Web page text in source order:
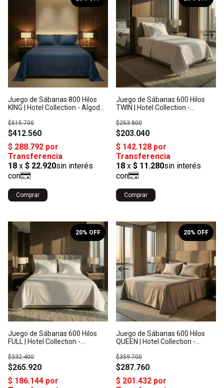
Juego de Sábanas 800 Hilos
KING | Hotel Collection - Algodón
$412.560
$515.700
Comprar
Juego de Sábanas 600 Hilos
TWIN | Hotel Collection -
$203.040
$253.800
Comprar
/10
Juego de Sábanas 600 Hilos
FULL | Hotel Collection -
$265.920
$332.400
20% OFF /10
Juego de Sábanas 600 Hilos
QUEEN | Hotel Collection -
$287.760
$359.700
20% OFF